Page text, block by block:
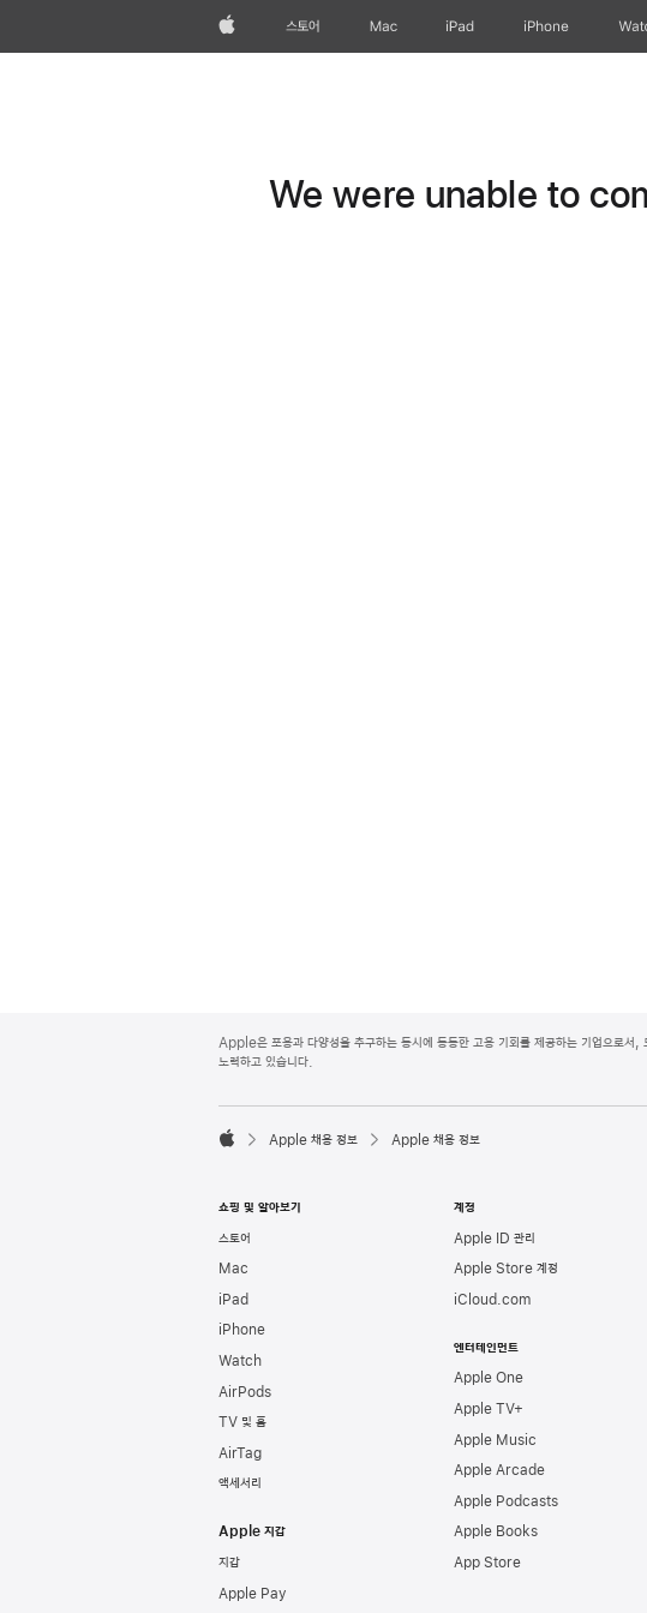
Apple스토어 Mac iPad iPhone
We were unable to
p
p
o
r
Apple은 포용과 다양성을 추구하는 동시에 동등한 고용 기회를 제공하는 기업으로서
노력하고 있습니다.

l
e
Apple 채용 정보 Apple 채용 정보
쇼핑 및 알아보기
스토어
Mac
iPad
iPhone
Watch
AirPods
TV 및 홈
AirTag
액세서리
Apple 지갑
지갑
Apple Pay
계정
Apple ID 관리
Apple Store 계정
iCloud.com
엔터테인먼트
Apple One
Apple TV+
Apple Music
Apple Arcade
Apple Podcasts
Apple Books
App Store